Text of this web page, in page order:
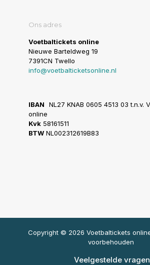
Ons adres
Voetbaltickets online
Nieuwe Barteldweg 19
7391CN Twello
info@voetbalticketsonline.nl
IBAN NL27 KNAB 0605 4513 03 t.n.v.
online
Kvk58161511
BTWNL002312619B83
Copyright © 2026 Voetbaltickets
voorbehouden
Veelgestelde vragen